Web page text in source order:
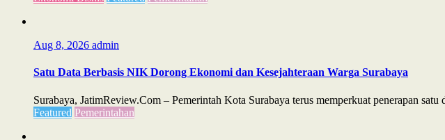
Aug 8, 2026 admin
Satu Data Berbasis NIK Dorong Ekonomi dan Kesejahteraan Warga Surabaya
Surabaya, JatimReview.Com – Pemerintah Kota Surabaya terus memperkuat penerapan
Featured Pemerintahan